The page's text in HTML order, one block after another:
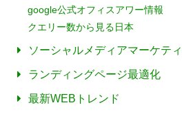
google公式オフィスアワー情報
クエリー数から見る日本
ソーシャルメディアマーケテ
ランディングページ最適化
最新WEBトレンド